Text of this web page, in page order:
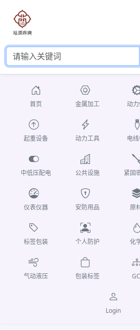
首页 金属加工 动
起重设备 动力工具 电
中低压配电 公共设施 紧固
仪表仪器 安防用品 原
标签包装 个人防护 化
气动液压 包装标签
Login